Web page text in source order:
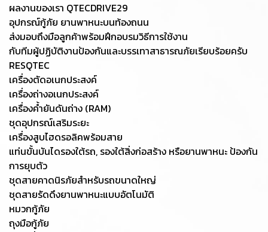
ผลงานของเรา QTECDRIVE29
อุปกรณ์กู้ภัย ยานพาหนะบนท้องถนน
ส่งมอบถึงมือลูกค้าพร้อมฝึกอบรมวิธีการใช้งาน
กับทีมผู้ปฏิบัติงานป้องกันและบรรเทาสาธารณภัยเรียบร้อยครับ
RESQTEC
เครื่องตัดอเนกประสงค์
เครื่องถ่างอเนกประสงค์
เครื่องค้ำยันดันถ่าง (RAM)
ชุดอุปกรณ์เสริมระยะ
เครื่องสูบไฮดรอลิคพร้อมสาย
แท่นขั้นบันไดรองใต้รถ, รองใต้สิ่งก่อสร้าง หรือยานพาหนะ ป้องกัน
การยุบตัว
ชุดสายคาดนิรภัยสำหรับรถขนาดใหญ่
ชุดสายรัดดึงยานพาหนะแบบอัตโนมัติ
หมวกกู้ภัย
ถุงมือกู้ภัย